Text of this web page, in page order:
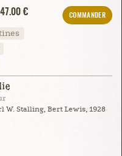
47.00 €
COMMANDER
W. Stalling, Bert Lewis, 1928